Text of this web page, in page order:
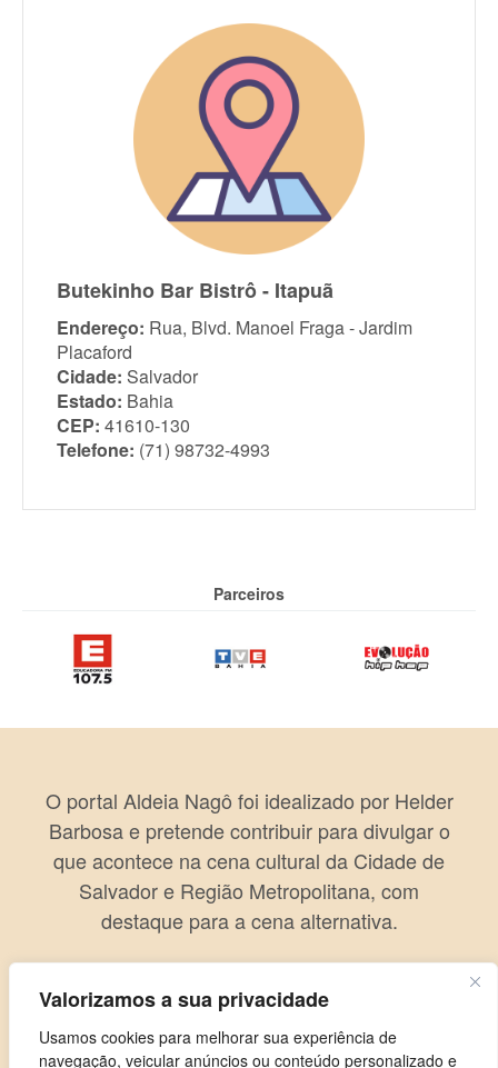
Valorizamos a sua privacidade
Usamos cookies para melhorar sua experiência de
navegação, veicular anúncios ou conteúdo personalizado e
Butekinho Bar Bistrô - Itapuã
Endereço: Rua, Blvd. Manoel Fraga - Jardim
Placaford
Cidade: Salvador
Estado: Bahia
CEP: 41610-130
Telefone: (71) 98732-4993
Parceiros
O portal Aldeia Nagô foi idealizado por Helder
Barbosa e pretende contribuir para divulgar o
que acontece na cena cultural da Cidade de
Salvador e Região Metropolitana, com
destaque para a cena alternativa.